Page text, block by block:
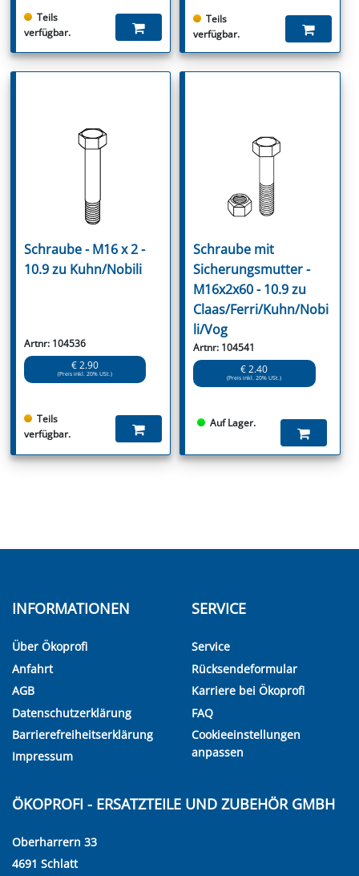
Teils
verfügbar.
Teils
verfügbar.
Schraube - M16 x 2 -
10.9 zu Kuhn/Nobili
Artnr: 104536
€ 2.90
(Preis inkl. 20% USt.)
Teils
verfügbar.
Schraube mit
Sicherungsmutter -
M16x2x60 - 10.9 zu
Claas/Ferri/Kuhn/Nobi
li/Vog
Artnr: 104541
€ 2.40
(Preis inkl. 20% USt.)
Auf Lager.
INFORMATIONEN
Über Ökoprofi
Anfahrt
AGB
Datenschutzerklärung
Barrierefreiheitserklärung
Impressum
SERVICE
Service
Rücksendeformular
Karriere bei Ökoprofi
FAQ
Cookieeinstellungen
anpassen
ÖKOPROFI - ERSATZTEILE UND ZUBEHÖR GMBH
Oberharrern 33
4691 Schlatt